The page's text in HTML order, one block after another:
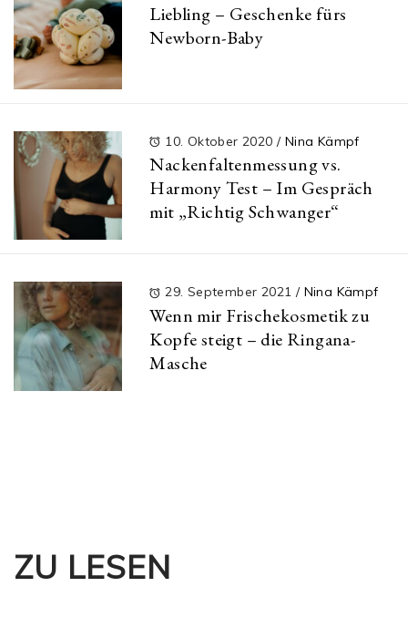
Liebling – Geschenke fürs
Newborn-Baby
10. Oktober 2020 / Nina Kämpf
Nackenfaltenmessung vs.
Harmony Test – Im Gespräch
mit „Richtig Schwanger“
29. September 2021 / Nina Kämpf
Wenn mir Frischekosmetik zu
Kopfe steigt – die Ringana-
Masche
ZU LESEN